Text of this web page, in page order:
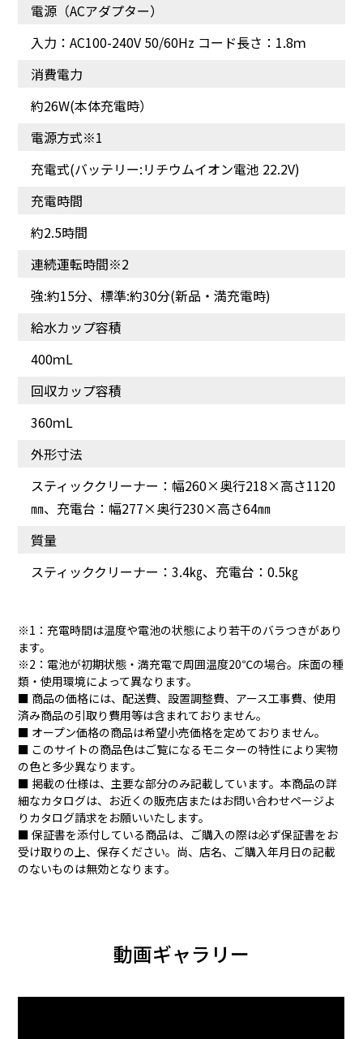
給水カップから回転ブラ
シへきれいな水を常に供
給。水を含んだ回転ブラ
シが床の汚れを拭き取り
殻も吸い取れます。もう
膝をついての床拭きする
軽いので持ち運びラクラ
ク。いろいろなところで
使えます。
回りの汚れ、裸足の皮脂
汚れなど家中をきれいに
専用洗剤と60℃までのお
湯をカップに入れて使え
撒いて使えます）
フローリング等、水拭き
できる床材にご使用でき
充電台にセットしてブラ
シ洗浄ボタンを押すだけ
で、自動で回転ブラシを
クリーニングできます
専用洗剤1本と掃除用のブ
ラシが付いてきます
電源（ACアダプター）
入力：AC100-240V 50/60Hz コード長さ：1.8ｍ
消費電力
約26W(本体充電時）
電源方式※1
充電式(バッテリー:リチウムイオン電池 22.2V)
充電時間
約2.5時間
連続運転時間※2
強:約15分、標準:約30分(新品・満充電時)
給水カップ容積
400ｍL
回収カップ容積
360ｍL
外形寸法
スティッククリーナー：幅260×奥行218×高さ1120
㎜、充電台：幅277×奥行230×高さ64㎜
質量
スティッククリーナー：3.4㎏、充電台：0.5㎏
※1：充電時間は温度や電池の状態により若干のバラつきがあり
ます。
※2：電池が初期状態・満充電で周囲温度20℃の場合。床面の種
類・使用環境によって異なります。
■ 商品の価格には、配送費、設置調整費、アース工事費、使用
済み商品の引取り費用等は含まれておりません。
■ オープン価格の商品は希望小売価格を定めておりません。
■ このサイトの商品色はご覧になるモニターの特性により実物
の色と多少異なります。
■ 掲載の仕様は、主要な部分のみ記載しています。本商品の詳
細なカタログは、お近くの販売店またはお問い合わせページよ
りカタログ請求をお願いいたします。
■ 保証書を添付している商品は、ご購入の際は必ず保証書をお
受け取りの上、保存ください。尚、店名、ご購入年月日の記載
のないものは無効となります。
動画ギャラリー